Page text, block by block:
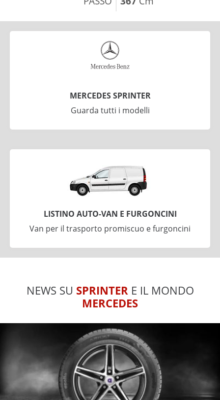
MERCEDES SPRINTER
Guarda tutti i modelli
LISTINO AUTO-VAN E FURGONCINI
Van per il trasporto promiscuo e furgoncini
NEWS SU SPRINTER E IL MONDO
MERCEDES